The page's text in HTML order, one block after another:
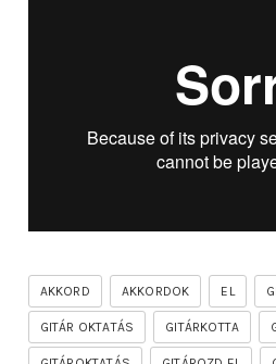
AKKORD AKKORDOK EL
GITÁR OKTATÁS GITÁRKOTTA